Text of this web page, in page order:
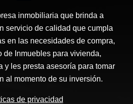
inmobiliaria que brinda a
servicio de calidad que cumpla
en las necesidades de compra,
de Inmuebles para vivienda,
y les presta asesoría para tomar
al momento de su inversión.
de privacidad